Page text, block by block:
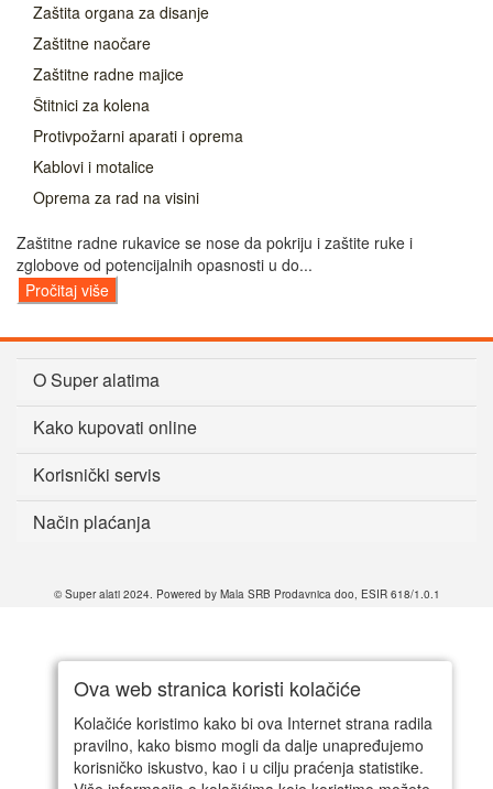
Zaštita organa za disanje
Zaštitne naočare
Zaštitne radne majice
Štitnici za kolena
Protivpožarni aparati i oprema
Kablovi i motalice
Oprema za rad na visini
Zaštitne radne rukavice se nose da pokriju i zaštite ruke i
zglobove od potencijalnih opasnosti u do...
Pročitaj više
O Super alatima
Kako kupovati online
Korisnički servis
Način plaćanja
© Super alati 2024. Powered by Mala SRB Prodavnica doo, ESIR 618/1.0.1
Ova web stranica koristi kolačiće
Kolačiće koristimo kako bi ova Internet strana radila
pravilno, kako bismo mogli da dalje unapređujemo
korisničko iskustvo, kao i u cilju praćenja statistike.